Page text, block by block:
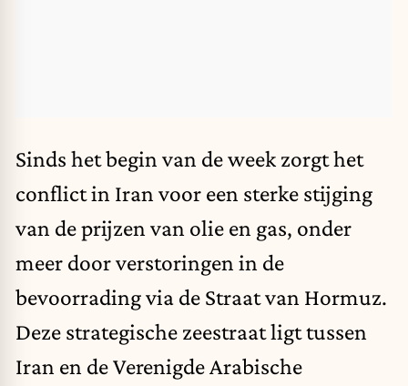
Sinds het begin van de week zorgt het
conflict in Iran voor een sterke stijging
van de prijzen van olie en gas, onder
meer door verstoringen in de
bevoorrading via de Straat van Hormuz.
Deze strategische zeestraat ligt tussen
Iran en de Verenigde Arabische